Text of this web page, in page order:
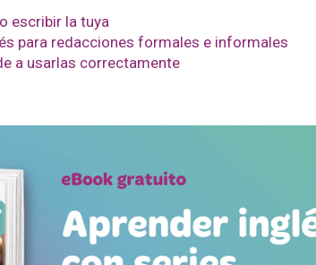
escribir la tuya
para redacciones formales e informales
a usarlas correctamente